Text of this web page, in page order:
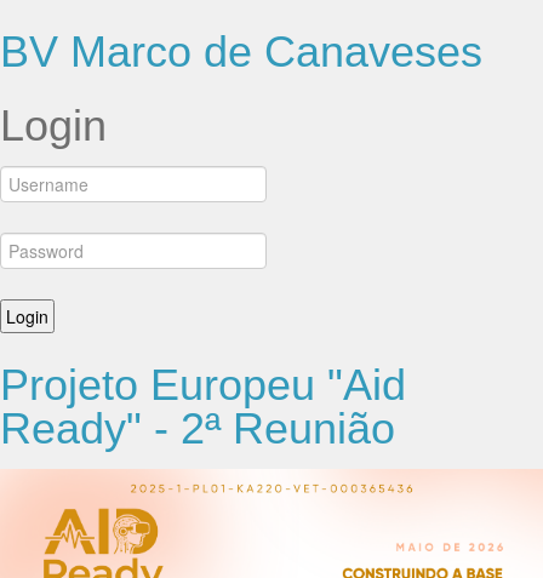
BV Marco de Canaveses
Login
Projeto Europeu "Aid
Ready" - 2ª Reunião